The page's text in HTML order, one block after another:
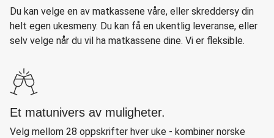
Du kan velge en av matkassene våre, eller skreddersy din
helt egen ukesmeny. Du kan få en ukentlig leveranse, eller
selv velge når du vil ha matkassene dine. Vi er fleksible.
Et matunivers av muligheter.
Velg mellom 28 oppskrifter hver uke - kombiner norske